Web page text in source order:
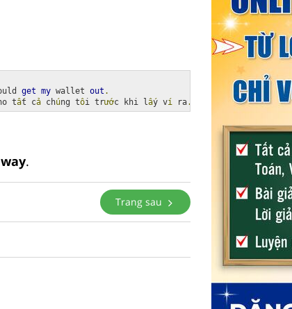
get my wallet out .
tất cả chúng tôi trước khi l ấy ví ra.
.
Trang sau